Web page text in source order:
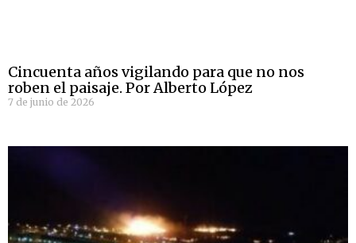
Cincuenta años vigilando para que no nos
roben el paisaje. Por Alberto López
7 de junio de 2026